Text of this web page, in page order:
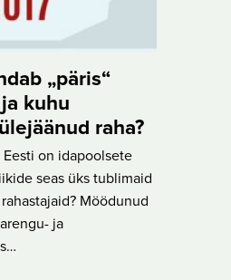
„päris“
kuhu
raha?
Eesti on idapoolsete
seas üks tublimaid
Möödunud
ja